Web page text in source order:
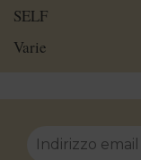
SELF
Varie